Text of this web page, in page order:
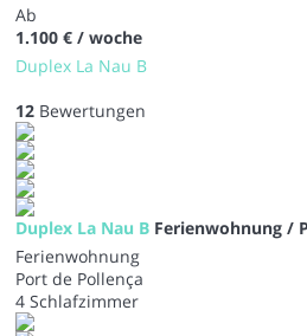
Ab
1.100 €/ woche
Duplex La Nau B
12Bewertungen
Duplex La Nau B Ferienwohnung /
Ferienwohnung
Port de Pollença
4 Schlafzimmer